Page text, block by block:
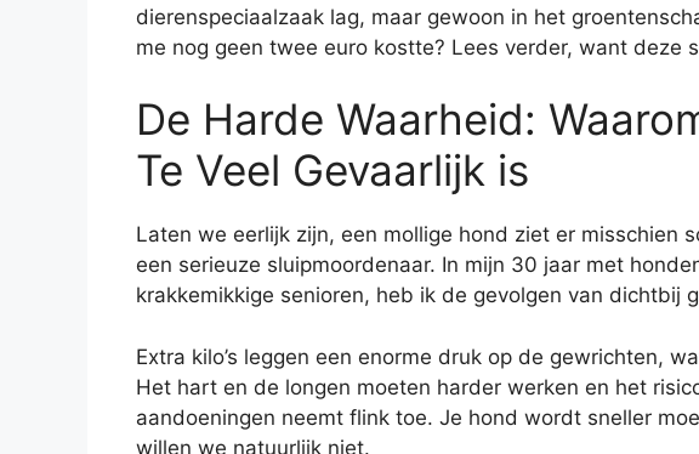
dierenspeciaalzaak lag, maar gewoon in het
me nog geen twee euro kostte? Lees verder, want deze
De Harde Waarheid:
Te Veel Gevaarlijk is
Laten we eerlijk zijn, een mollige hond ziet er misschien
een serieuze sluipmoordenaar. In mijn 30 jaar met
krakkemikkige senioren, heb ik de gevolgen van dichtbij
Extra kilo’s leggen een enorme druk op de gewrichten,
Het hart en de longen moeten harder werken en het
aandoeningen neemt flink toe. Je hond wordt sneller
willen we natuurlijk niet.